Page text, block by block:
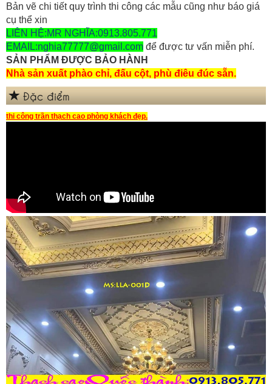
Bản vẽ chi tiết quy trình thi công các mẫu cũng như báo giá
cụ thể xin
LIÊN HỆ:MR NGHĨA:0913.805.771
EMAIL:nghia77777@gmail.com để được tư vấn miễn phí.
SẢN PHẨM ĐƯỢC BẢO HÀNH
Nhà sản xuất phào chỉ, đấu cột, phù điêu đúc sẵn.
Đặc điểm
thi công trần thạch cao phòng khách đẹp.